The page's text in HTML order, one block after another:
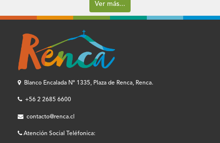
Ver más...
Blanco Encalada Nº 1335, Plaza de Renca, Renca.
+56 2 2685 6600
contacto@renca.cl
Atención Social Teléfonica: